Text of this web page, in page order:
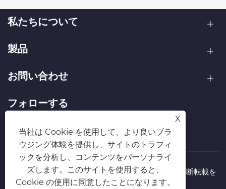
私たちについて
製品
お問い合わせ
フォローする
著作権 © 2026 四開達（天津）国際貿易有限公司 無断転載を
禁じます。
X
当社は Cookie を使用して、より良いブラ
ウジング体験を提供し、サイトのトラフィ
ックを分析し、コンテンツをパーソナライ
ズします。このサイトを使用すると、
Cookie の使用に同意したことになります。